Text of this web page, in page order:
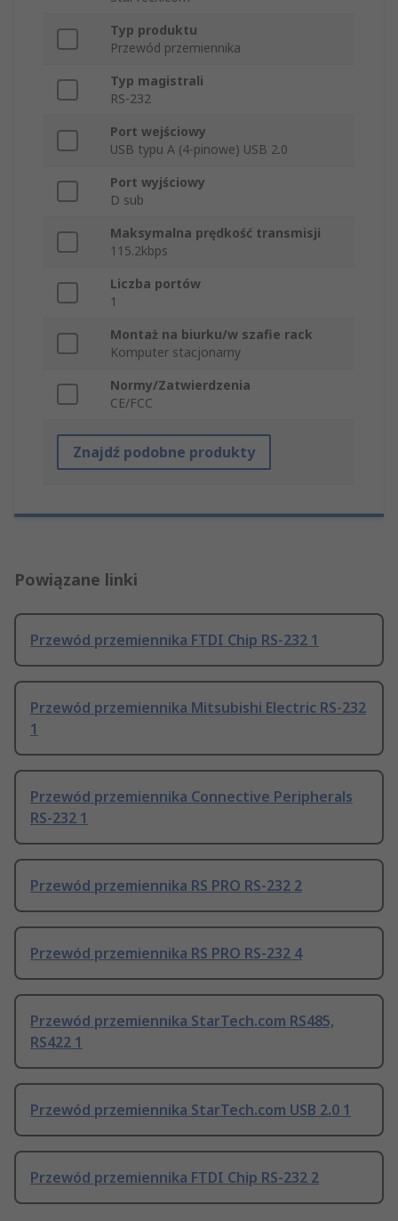
Typ produktu
Przewód przemiennika
Typ magistrali
RS-232
Port wejściowy
USB typu A (4-pinowe) USB 2.0
Port wyjściowy
D sub
Maksymalna prędkość transmisji
115.2kbps
Liczba portów
1
Montaż na biurku/w szafie rack
Komputer stacjonarny
Normy/Zatwierdzenia
CE/FCC
Znajdź podobne produkty
Powiązane linki
Przewód przemiennika FTDI Chip RS-232 1
Przewód przemiennika Mitsubishi Electric RS-232
1
Przewód przemiennika Connective Peripherals
RS-232 1
Przewód przemiennika RS PRO RS-232 2
Przewód przemiennika RS PRO RS-232 4
Przewód przemiennika StarTech.com RS485,
RS422 1
Przewód przemiennika StarTech.com USB 2.0 1
Przewód przemiennika FTDI Chip RS-232 2